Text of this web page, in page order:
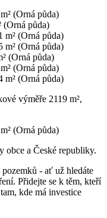
(Orná půda)
(Orná půda)
m² (Orná půda)
m² (Orná půda)
(Orná půda)
(Orná půda)
m² (Orná půda)
výměře 2119 m²,
(Orná půda)
obce a České republiky.
pozemků - ať už hledáte
Přidejte se k těm, kteří
kde má investice